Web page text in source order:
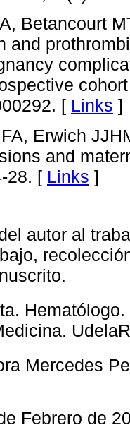
Betancourt
and
[ Links ]
Erwich
and
28. [ Links ]
autor al
Mercedes
Febrero de